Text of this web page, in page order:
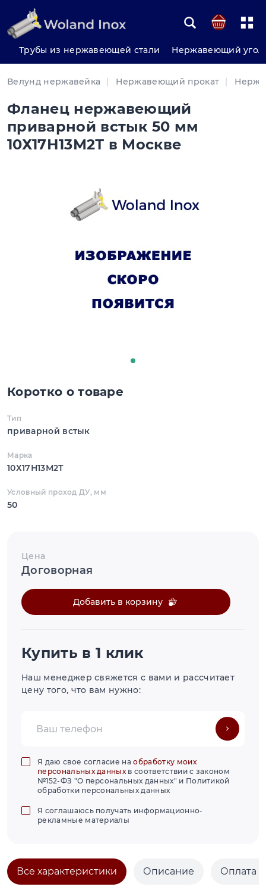
Трубы из нержавеющей стали Нержавеющий
Велунд нержавейка Нержавеющий прокат
Фланец нержавеющий
приварной встык 50 мм
10Х17Н13М2Т в Москве
Коротко о товаре
Тип
приварной встык
Марка
10Х17Н13М2Т
Условный проход ДУ, мм
50
Цена
Договорная
Добавить в корзину
Купить в 1 клик
Наш менеджер свяжется с вами и рассчитает
цену того, что вам нужно:
Я даю свое согласие наобработку моих
персональных данныхв соответствии с законом
№152-ФЗ "О персональных данных" и Политикой
обработки персональных данных
Я соглашаюсь получать информационно-
рекламные материалы
Все характеристики Описание Оплата